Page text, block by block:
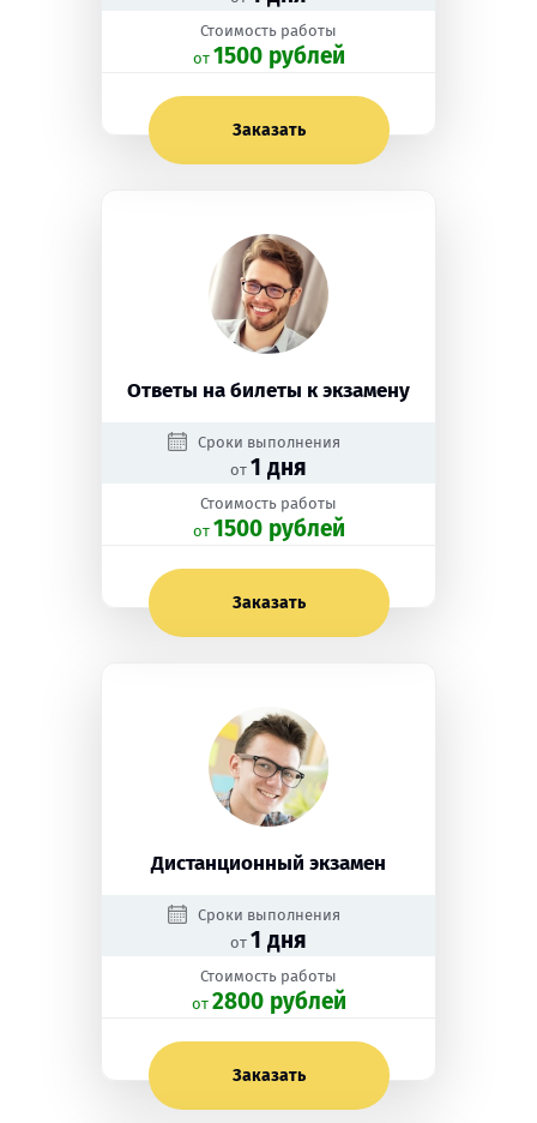
Стоимость работы
oт 1500 рублей
Заказать
Ответы на билеты к экзамену
Сроки выполнения
от 1 дня
Стоимость работы
oт 1500 рублей
Заказать
Дистанционный экзамен
Сроки выполнения
от 1 дня
Стоимость работы
oт 2800 рублей
Заказать